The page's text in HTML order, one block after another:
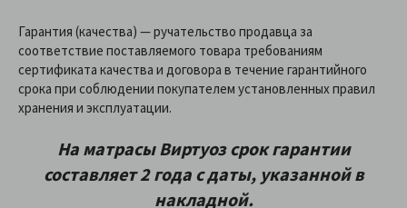
Гарантия (качества) — ручательство продавца за
соответствие поставляемого товара требованиям
сертификата качества и договора в течение гарантийного
срока при соблюдении покупателем установленных правил
хранения и эксплуатации.
На матрасы Виртуоз срок гарантии
составляет 2 года с даты, указанной в
накладной.